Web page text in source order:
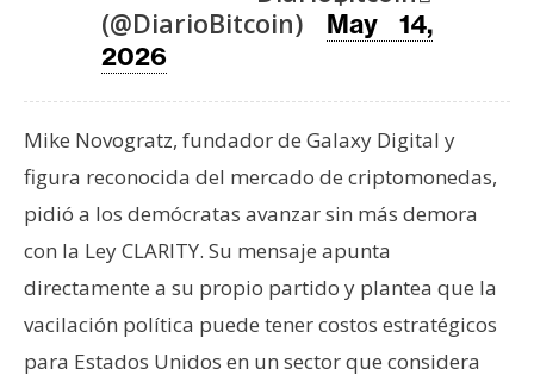
m
R
e
c
u
s
o
s
(@DiarioBitcoin) May 14,
2026
Mike Novogratz, fundador de Galaxy Digital y
figura reconocida del mercado de criptomonedas,
pidió a los demócratas avanzar sin más demora
con la Ley CLARITY. Su mensaje apunta
directamente a su propio partido y plantea que la
vacilación política puede tener costos estratégicos
para Estados Unidos en un sector que considera